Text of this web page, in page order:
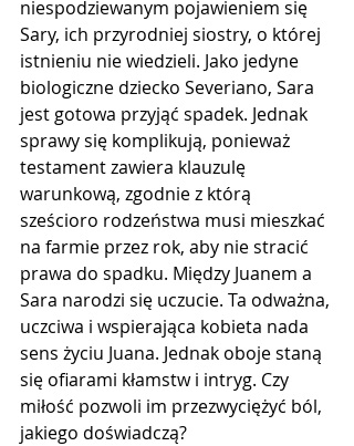
niespodziewanym pojawieniem się
Sary, ich przyrodniej siostry, o której
istnieniu nie wiedzieli. Jako jedyne
biologiczne dziecko Severiano, Sara
jest gotowa przyjąć spadek. Jednak
sprawy się komplikują, ponieważ
testament zawiera klauzulę
warunkową, zgodnie z którą
sześcioro rodzeństwa musi mieszkać
na farmie przez rok, aby nie stracić
prawa do spadku. Między Juanem a
Sara narodzi się uczucie. Ta odważna,
uczciwa i wspierająca kobieta nada
sens życiu Juana. Jednak oboje staną
się ofiarami kłamstw i intryg. Czy
miłość pozwoli im przezwyciężyć ból,
jakiego doświadczą?